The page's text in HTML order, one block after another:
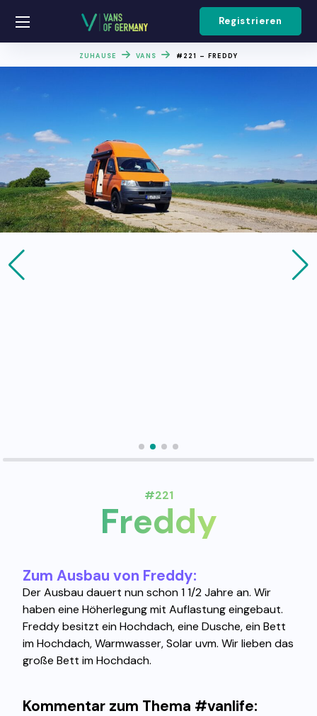
Registrieren
ZUHAUSE VANS #221 – FREDDY
#221
Freddy
Zum Ausbau von Freddy:
Der Ausbau dauert nun schon 1 1/2 Jahre an. Wir
haben eine Höherlegung mit Auflastung eingebaut.
Freddy besitzt ein Hochdach, eine Dusche, ein Bett
im Hochdach, Warmwasser, Solar uvm. Wir lieben das
große Bett im Hochdach.
Kommentar zum Thema #vanlife: